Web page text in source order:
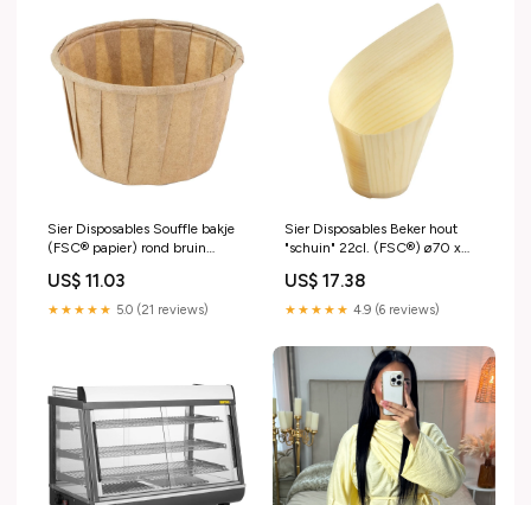
Sier Disposables Souffle bakje
(FSC® papier) rond bruin
(doos 200) emga ster
US$ 11.03
★★★★★ 5.0 (21 reviews)
Sier Disposables Beker hout
"schuin" 22cl. (FSC®) ø70 x
generator
US$ 17.38
★★★★★ 4.9 (6 reviews)